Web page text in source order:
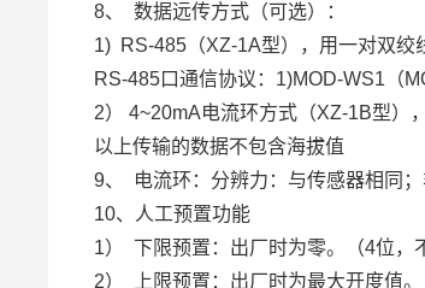
8、 数据远传方式（可选）：
1) RS-485（XZ-1A型），用一对双绞
RS-485口通信协议：1)MOD-WS1（
2） 4~20mA电流环方式（XZ-1B型）
以上传输的数据不包含海拔值
9、 电流环：分辨力：与传感器相同
10、人工预置功能
1） 下限预置：出厂时为零。（4位，
2） 上限预置：出厂时为最大开度值。